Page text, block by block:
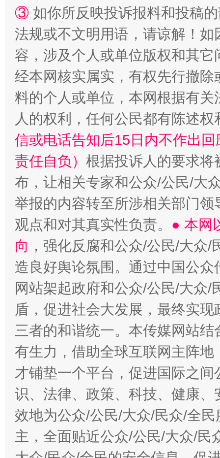
③ 如你所反映投诉报料和投稿
法规或不文明用语，请谅解！
容，涉及个人或单位版权和其它
经本网核实属实，有权先行撤
料的个人或单位，本网根据有
人的权利，任何公民都有陈述
信或电话告知后15日内不作出
责任自负） 根据投诉人的要求将
布，让相关专家和公众/公民/大
举报的内容转至所涉相关部门
观点和对其真实性负责。 ● 本网
向 ，强化反腐和公众/公民/大众
造良好舆论氛围。通过中国公
网站架起政府和公众/公民/大众
盾，促进社会大发展，最终实
三者的和谐统一。本传媒网站
有生力，借助全球互联网主阵
才铺垫一个平台，促进国际之
识、法律、政策、科技、健康
效地为公众/公民/大众/民众/全
主，全面贴近公众/公民/大众/民